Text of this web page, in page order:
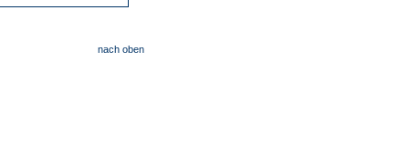
nach oben